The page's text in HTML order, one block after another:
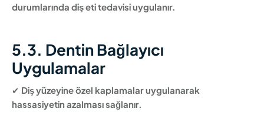
durumlarında diş eti tedavisi uygulanır.
5.3. Dentin Bağlayıcı
Uygulamalar
✔ Diş yüzeyine özel kaplamalar uygulanarak
hassasiyetin azalması sağlanır.